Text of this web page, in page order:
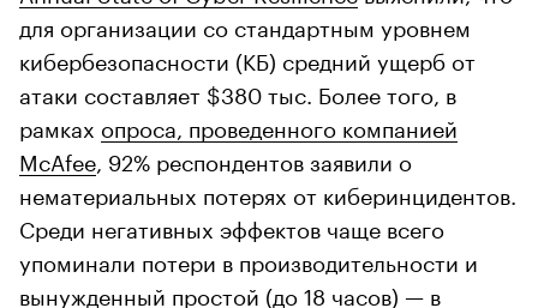
для организации со стандартным уровнем
кибербезопасности (КБ) средний ущерб от
атаки составляет $380 тыс. Более того, в
рамках опроса, проведенного компанией
McAfee , 92% респондентов заявили о
нематериальных потерях от киберинцидентов.
Среди негативных эффектов чаще всего
упоминали потери в производительности и
вынужденный простой (до 18 часов) — в